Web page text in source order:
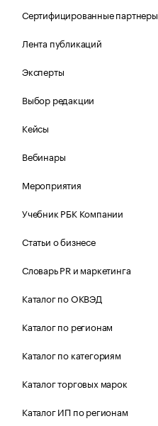
Сертифицированные партнеры
Лента публикаций
Эксперты
Выбор редакции
Кейсы
Вебинары
Мероприятия
Учебник РБК Компании
Статьи о бизнесе
Словарь PR и маркетинга
Каталог по ОКВЭД
Каталог по регионам
Каталог по категориям
Каталог торговых марок
Каталог ИП по регионам